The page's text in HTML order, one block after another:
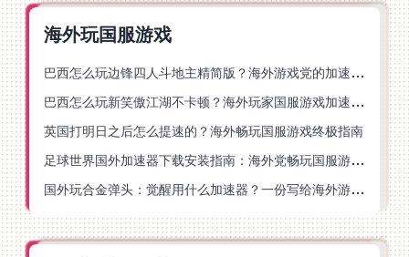
海外玩国服游戏
巴西怎么玩边锋四人斗地主精简版？海外游戏党的加速器终极选择
巴西怎么玩新笑傲江湖不卡顿？海外玩家国服游戏加速终极指南（附猫和老鼠一梦江湖实测）
英国打明日之后怎么提速的？海外畅玩国服游戏终极指南
足球世界国外加速器下载安装指南：海外党畅玩国服游戏的终极解决方案
国外玩合金弹头：觉醒用什么加速器？一份写给海外游子的畅玩指南